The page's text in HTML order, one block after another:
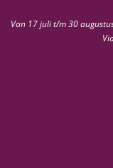
Van 17 juli t/m 30